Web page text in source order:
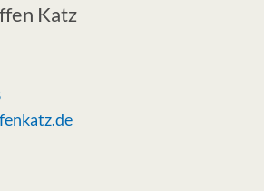
Katz